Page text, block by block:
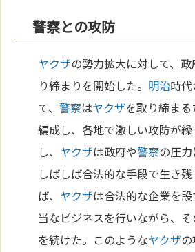
警察との攻防
ヤクザの勢力拡大に対して、政
り締まりを開始した。 明治時
て、警察はヤクザを取り締ま
編成し、各地で激しい攻防が
し、 ヤクザは政府や警察の圧力
しばしば合法的な手段で生き
ば、 ヤクザは合法的な企業を
当なビジネスを行いながら、
を続けた。このようなヤクザの